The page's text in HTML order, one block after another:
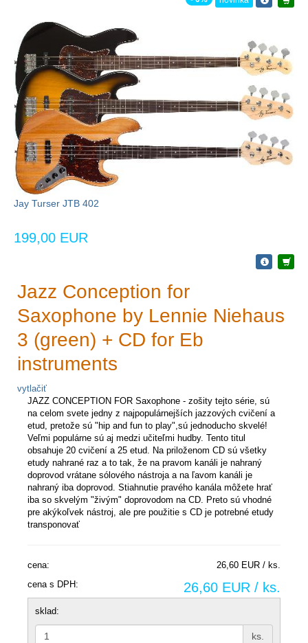
Jay Turser JTB 402
199,00 EUR
Jazz Conception for
Saxophone by Lennie Niehaus
3 (green) + CD for Eb
instruments
vytlačiť
JAZZ CONCEPTION FOR Saxophone - zošity tejto série, sú
na celom svete jedny z najpopulárnejších jazzových cvičení a
etud, pretože sú "hip and fun to play",sú jednoducho skvelé!
Veľmi populárne sú aj medzi učiteľmi hudby. Tento titul
obsahuje 20 cvičení a 25 etud. Na priloženom CD sú všetky
etudy nahrané raz a to tak, že na pravom kanáli je nahraný
doprovod vrátane sólového nástroja a na ľavom kanáli je
nahraný iba doprovod. Stiahnutie pravého kanála môžete hrať
iba so skvelým "živým" doprovodom na CD. Preto sú vhodné
pre akýkoľvek nástroj, ale pre použitie s CD je potrebné etudy
transponovať
cena:
26,60 EUR / ks.
cena s DPH:
26,60 EUR / ks.
sklad:
ks.